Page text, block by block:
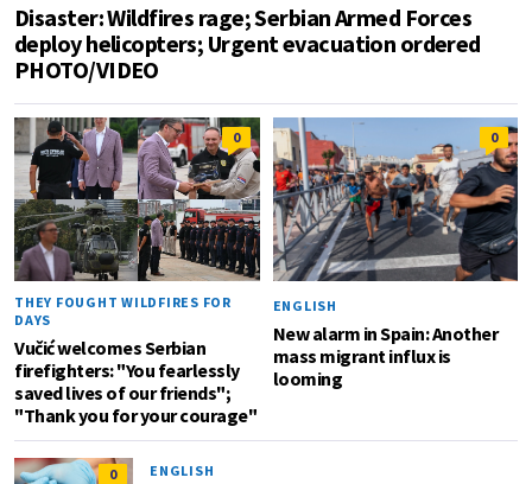
Disaster: Wildfires rage; Serbian Armed Forces
deploy helicopters; Urgent evacuation ordered
PHOTO/VIDEO
0
THEY FOUGHT WILDFIRES FOR
DAYS
Vučić welcomes Serbian
firefighters: "You fearlessly
saved lives of our friends";
"Thank you for your courage"
0
ENGLISH
New alarm in Spain: Another
mass migrant influx is
looming
0 ENGLISH